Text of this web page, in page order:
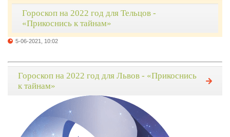
Гороскоп на 2022 год для Тельцов -
«Прикоснись к тайнам»
5-06-2021, 10:02
Гороскоп на 2022 год для Львов - «Прикоснись
к тайнам»